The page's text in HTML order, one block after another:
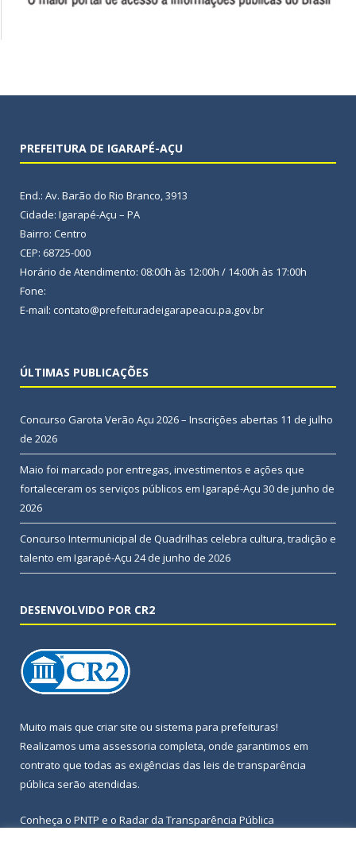
PREFEITURA DE IGARAPÉ-AÇU
End.: Av. Barão do Rio Branco, 3913
Cidade: Igarapé-Açu – PA
Bairro: Centro
CEP: 68725-000
Horário de Atendimento: 08:00h às 12:00h / 14:00h às 17:00h
Fone:
E-mail: contato@prefeituradeigarapeacu.pa.gov.br
ÚLTIMAS PUBLICAÇÕES
Concurso Garota Verão Açu 2026 – Inscrições abertas 11 de julho
de 2026
Maio foi marcado por entregas, investimentos e ações que
fortaleceram os serviços públicos em Igarapé-Açu 30 de junho de
2026
Concurso Intermunicipal de Quadrilhas celebra cultura, tradição e
talento em Igarapé-Açu 24 de junho de 2026
DESENVOLVIDO POR CR2
Muito mais que criar site ou sistema para prefeituras!
Realizamos uma assessoria completa, onde garantimos em
contrato que todas as exigências das leis de transparência
pública serão atendidas.
Conheça o PNTP e o Radar da Transparência Pública